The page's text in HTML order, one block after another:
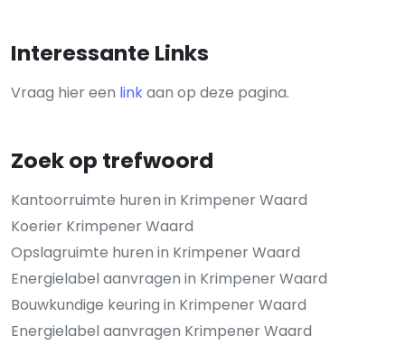
Interessante Links
Vraag hier een linkaan op deze pagina.
Zoek op trefwoord
Kantoorruimte huren in Krimpener Waard
Koerier Krimpener Waard
Opslagruimte huren in Krimpener Waard
Energielabel aanvragen in Krimpener Waard
Bouwkundige keuring in Krimpener Waard
Energielabel aanvragen Krimpener Waard